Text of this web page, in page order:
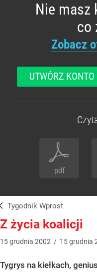
Nie masz
co
Zobacz
UTWÓRZ KONTO
pdf
Tygodnik Wprost
Z życia koalicji
15grudnia 2002 / 15grudnia
Tygrys na kiełkach,